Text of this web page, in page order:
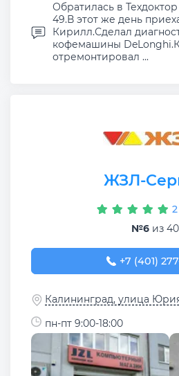
Обратилась в
49.В этот же день
Кирилл.Сделал
кофемашины
отремонтировал ...
ЖЗЛ-
№6из 40
+7 (401)
+7 (401)
Калининград, улица
пн-пт 9:00-18:00